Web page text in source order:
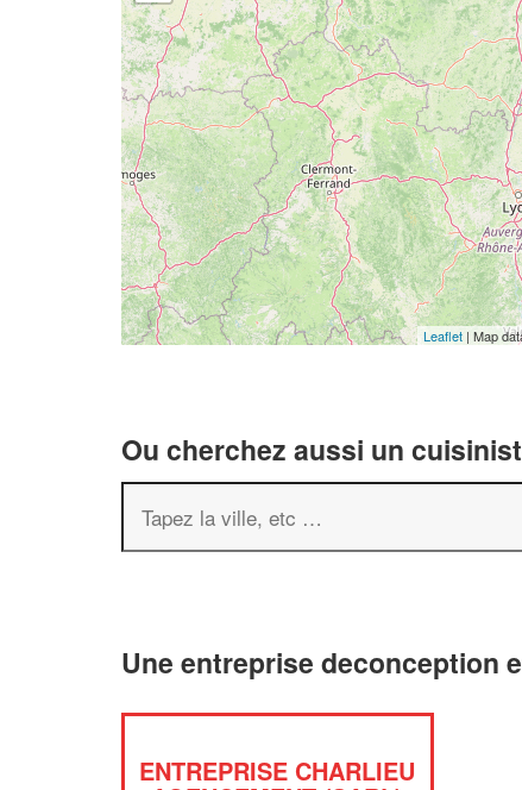
Leaflet | Map
Ou cherchez aussi un
Une entreprise deconception
ENTREPRISE CHARLIEU